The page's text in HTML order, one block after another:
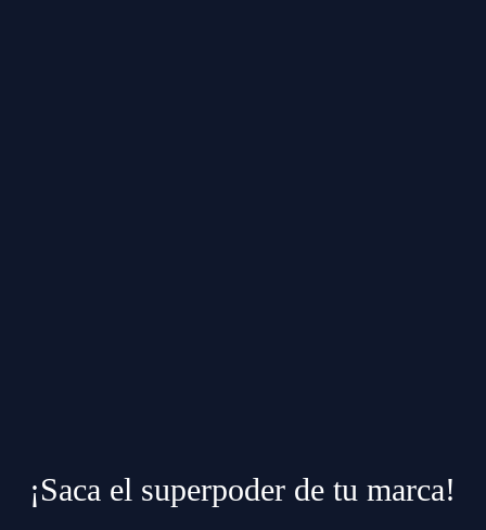
¡Saca el superpoder de tu marca!